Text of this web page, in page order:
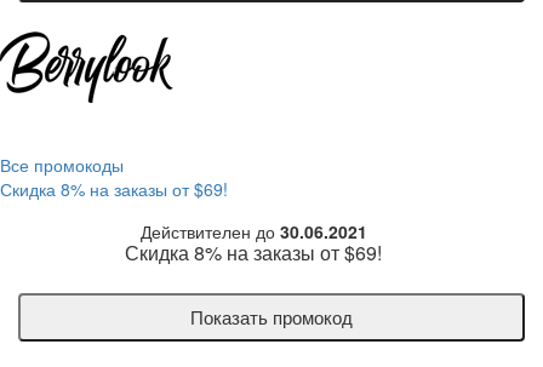
Все промокоды
Скидка 8% на заказы от $69!
Действителен до 30.06.2021
Скидка 8% на заказы от $69!
Показать промокод